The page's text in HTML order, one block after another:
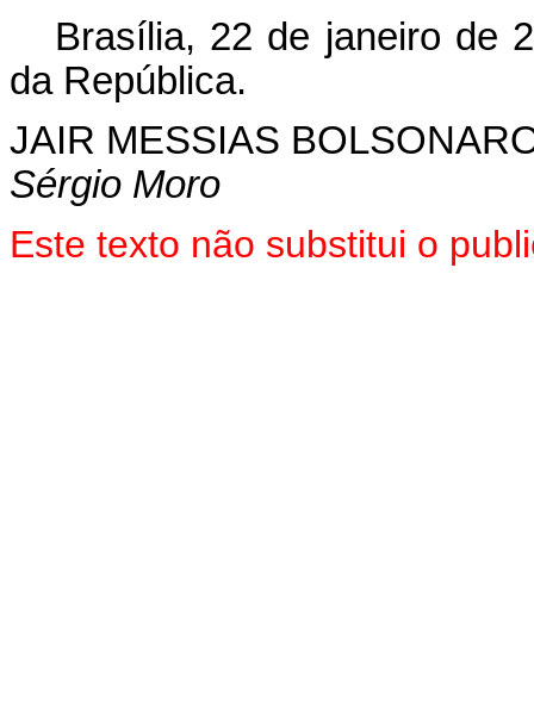
Brasília, 22 de janeiro de
da República.
JAIR MESSIAS
Sérgio Moro
Este texto não substitui o